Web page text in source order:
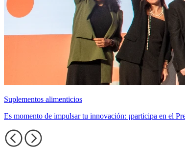
Suplementos alimenticios
Es momento de impulsar tu innovación: ¡participa en el